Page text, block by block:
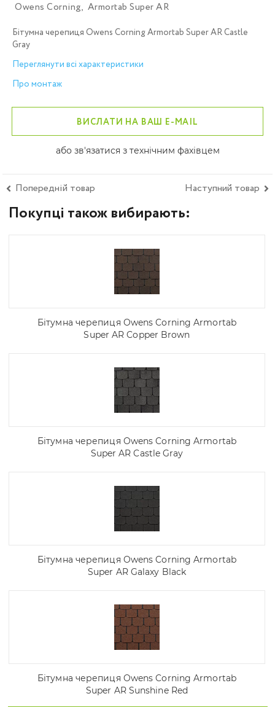
Owens Corning, Armortab Super AR
Бітумна черепиця Owens Corning Armortab Super AR Castle
Gray
Переглянути всі характеристики
Про монтаж
ВИСЛАТИ НА ВАШ E-MAIL
або зв'язатися з технічним фахівцем
Попередній товар Наступний товар
Покупці також вибирають:
Бітумна черепиця Owens Corning Armortab
Super AR Copper Brown
Бітумна черепиця Owens Corning Armortab
Super AR Castle Gray
Бітумна черепиця Owens Corning Armortab
Super AR Galaxy Black
Бітумна черепиця Owens Corning Armortab
Super AR Sunshine Red